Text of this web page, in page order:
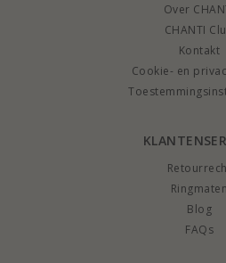
Over
CHANTI
Kontakt
Cookie- en
Ringmaten
Blog
FAQs